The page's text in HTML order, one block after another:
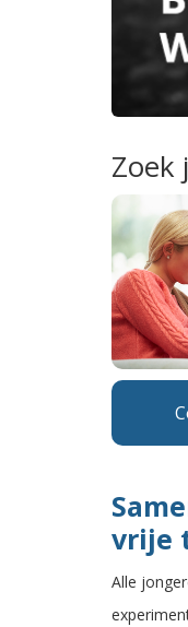
Zoek
vrije
Alle